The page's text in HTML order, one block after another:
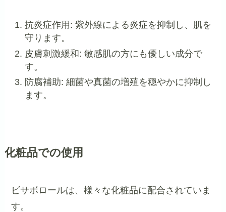
抗炎症作用: 紫外線による炎症を抑制し、肌を
守ります。
皮膚刺激緩和: 敏感肌の方にも優しい成分で
す。
防腐補助: 細菌や真菌の増殖を穏やかに抑制し
ます。
化粧品での使用
ビサボロールは、様々な化粧品に配合されていま
す。